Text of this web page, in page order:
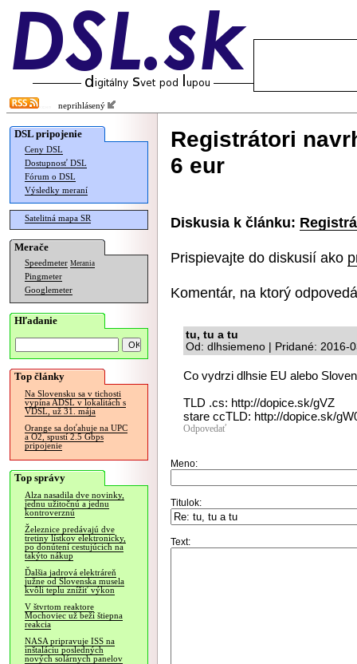
neprihlásený
DSL pripojenie
Ceny DSL
Dostupnosť DSL
Fórum o DSL
Výsledky meraní
Satelitná mapa SR
Merače
Speedmeter Merania
Pingmeter
Googlemeter
Hľadanie
Top články
Na Slovensku sa v tichosti
vypína ADSL v lokalitách s
VDSL, už 31. mája
Orange sa doťahuje na UPC
a O2, spustí 2.5 Gbps
pripojenie
Top správy
Alza nasadila dve novinky,
jednu užitočnú a jednu
kontroverznú
Železnice predávajú dve
tretiny lístkov elektronicky,
po donútení cestujúcich na
takýto nákup
Ďalšia jadrová elektráreň
južne od Slovenska musela
kvôli teplu znížiť výkon
V štvrtom reaktore
Mochoviec už beží štiepna
reakcia
NASA pripravuje ISS na
inštaláciu posledných
nových solárnych panelov
Registrátori
6 eur
Diskusia k článku:
Prispievajte do diskusií ako
Komentár, na ktorý
tu, tu a tu
Od: dlhsiemeno | Pridané: 2016-
Co vydrzi dlhsie EU alebo
TLD .cs: http://dopice.sk/gVZ
stare ccTLD: http://dopice.sk/
Odpovedať
Meno:
Titulok:
Text: